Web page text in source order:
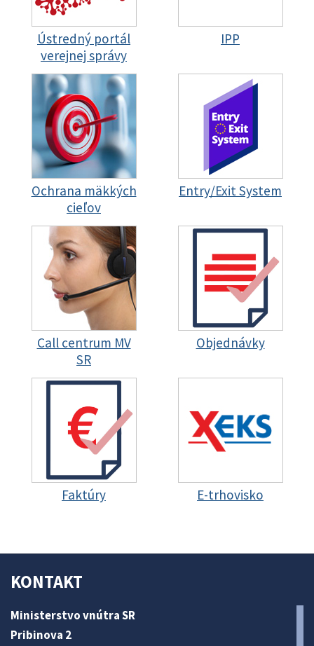
Ústredný portál
verejnej správy
IPP
Ochrana mäkkých
cieľov
Entry/Exit System
Call centrum MV
SR
Objednávky
Faktúry E-trhovisko
KONTAKT
Ministerstvo vnútra SR
Pribinova 2